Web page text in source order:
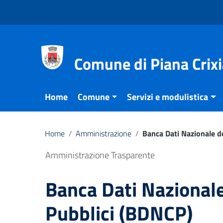
Comune di Piana
Home Comune Servizi e modulistica
Home / Amministrazione / Banca Dati Nazionale
Amministrazione Trasparente
Banca Dati
Pubblici (BDNCP)